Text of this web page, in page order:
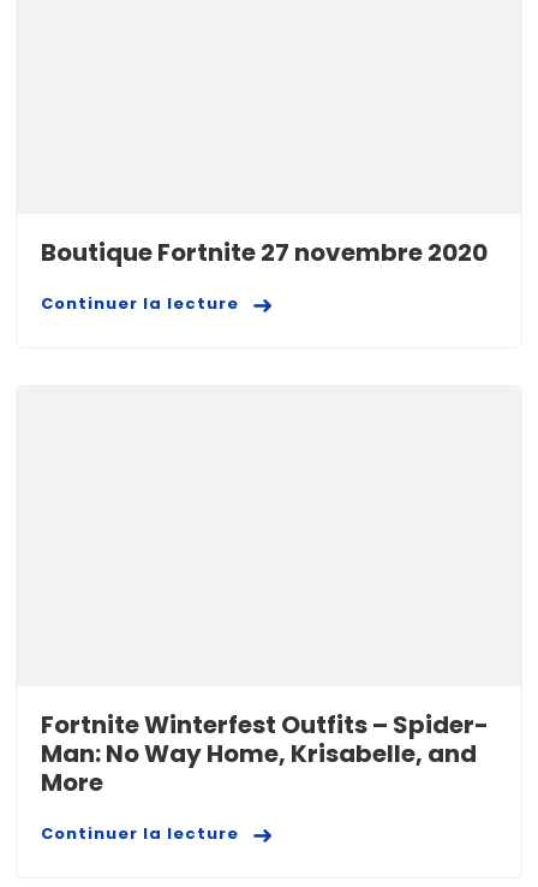
Boutique Fortnite 27 novembre 2020
Continuer la lecture
Fortnite Winterfest Outfits – Spider-
Man: No Way Home, Krisabelle, and
More
Continuer la lecture